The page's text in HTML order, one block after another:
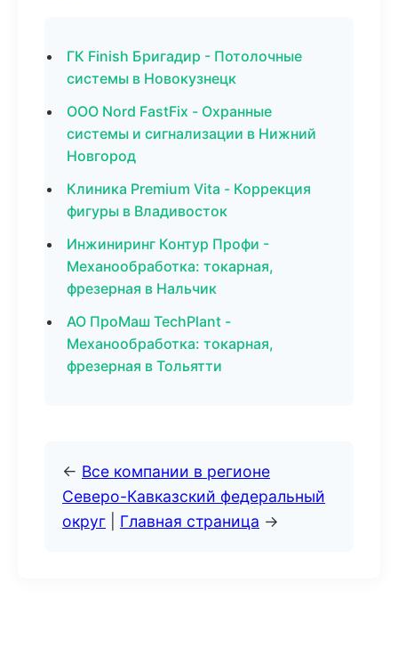
ГК Finish Бригадир - Потолочные
системы в Новокузнецк
ООО Nord FastFix - Охранные
системы и сигнализации в Нижний
Новгород
Клиника Premium Vita - Коррекция
фигуры в Владивосток
Инжиниринг Контур Профи -
Механообработка: токарная,
фрезерная в Нальчик
АО ПроМаш TechPlant -
Механообработка: токарная,
фрезерная в Тольятти
← Все компании в регионе
Северо-Кавказский федеральный
округ
Главная страница →